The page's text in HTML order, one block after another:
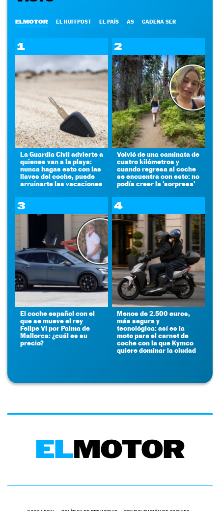
ELMOTOR EL HUFFPOST EL PAÍS AS CADENA SER
1
La Guardia Civil advierte a
quienes van a la playa:
nunca hagas esto con las
llaves del coche, puede
arruinarte las vacaciones
2
Volvió de una caminata de
cuatro kilómetros y
cuando regresa al coche
se encuentra con esto: no
podía creer la 'sorpresa'
3
El coche español con el
que se mueve el rey
Felipe VI por Palma de
Mallorca: ¿cuál es su
precio?
4
Menos de 2.500 euros,
más segura y
tecnológica: así es la
moto para el carnet de
coche con la que Kymco
quiere dominar la ciudad